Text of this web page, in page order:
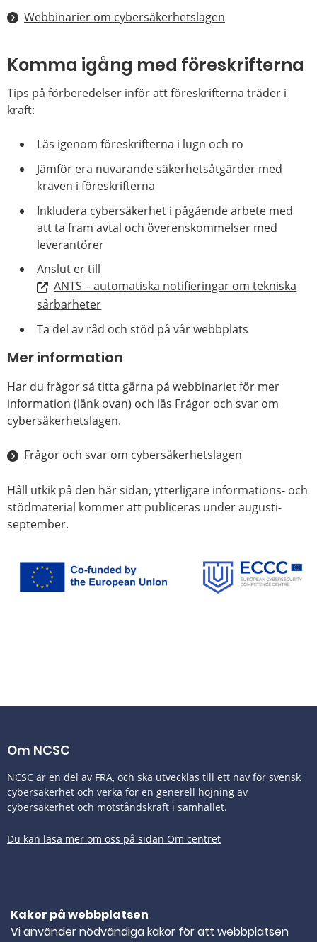
Webbinarier om cybersäkerhetslagen
Komma igång med föreskrifterna
Tips på förberedelser inför att föreskrifterna träder i
kraft:
Läs igenom föreskrifterna i lugn och ro
Jämför era nuvarande säkerhetsåtgärder med
kraven i föreskrifterna
Inkludera cybersäkerhet i pågående arbete med
att ta fram avtal och överenskommelser med
leverantörer
Anslut er till
ANTS – automatiska notifieringar om tekniska
sårbarheter
Ta del av råd och stöd på vår webbplats
Mer information
Har du frågor så titta gärna på webbinariet för mer
information (länk ovan) och läs Frågor och svar om
cybersäkerhetslagen.
Frågor och svar om cybersäkerhetslagen
Håll utkik på den här sidan, ytterligare informations- och
stödmaterial kommer att publiceras under augusti-
september.
Om NCSC
NCSC är en del av FRA, och ska utvecklas till ett nav för svensk
cybersäkerhet och verka för en generell höjning av
cybersäkerhet och motståndskraft i samhället.
Du kan läsa mer om oss på sidan Om centret
Kontakta oss
Kakor på webbplatsen
Vi använder nödvändiga kakor för att webbplatsen